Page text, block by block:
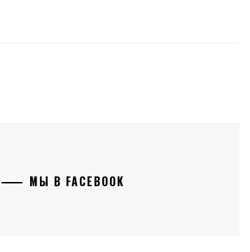
МЫ В FACEBOOK